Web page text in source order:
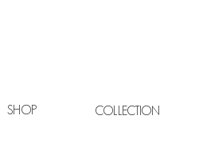
SHOP COLLECTION